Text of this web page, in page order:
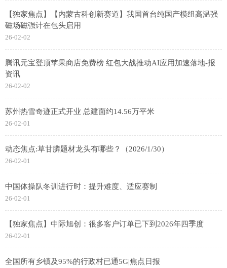
【独家焦点】【内蒙古科创新赛道】我国首台纯国产模组高温强
磁场磁强计在包头启用
26-02-02
腾讯元宝登顶苹果商店免费榜 红包大战推动AI应用加速落地-报
资讯
26-02-02
苏州热雪奇迹正式开业 总建面约14.56万平米
26-02-01
动态焦点:草甘膦题材龙头有哪些？（2026/1/30）
26-02-01
中国体操队冬训进行时：提升难度、适应赛制
26-02-01
【独家焦点】中际旭创：很多客户订单已下到2026年四季度
26-02-01
全国所有乡镇及95%的行政村已通5G|焦点日报